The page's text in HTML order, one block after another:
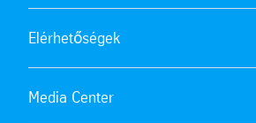
Elérhetőségek
Media Center